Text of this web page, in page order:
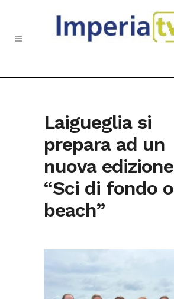
Laigueglia si
prepara ad un
nuova
“Sci di fondo
beach”